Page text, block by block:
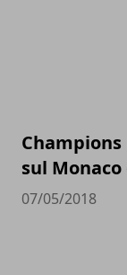
sul
07/05/2018